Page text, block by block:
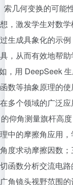
索几何变换的可能
想，激发学生对数
过生成具象化的示
具，从而有效地帮
，用 DeepSeek
函数等抽象原理的
在多个领域的广泛
的仰角测量旗杆高
理中的摩擦角应用
角度求动摩擦因数
切函数分析交流电路
广角镜头视野范围